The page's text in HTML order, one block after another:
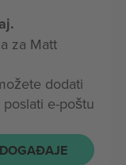
za Matt
dodati
e-poštu